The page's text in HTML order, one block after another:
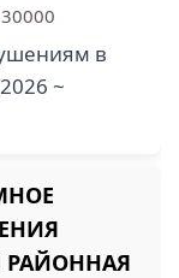
в
~
РАЙОННАЯ